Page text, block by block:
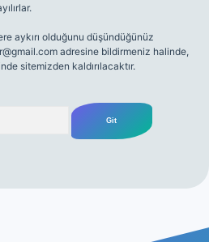
aykırı olduğunu düşündüğünüz
adresine bildirmeniz halinde,
sitemizden kaldırılacaktır.